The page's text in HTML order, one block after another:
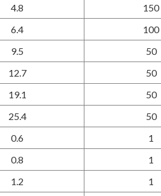
4.8 150
6.4 100
9.5 50
12.7 50
19.1 50
25.4 50
0.6 1
0.8 1
1.2 1